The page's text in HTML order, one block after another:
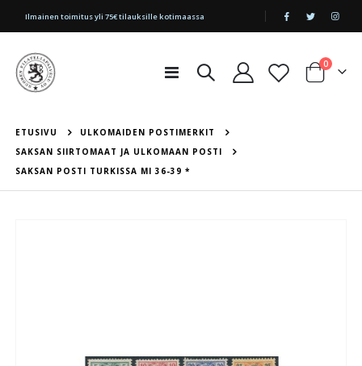
|
Ilmainen toimitus yli 75€ tilauksille kotimaassa
Toggle
Cart
0tuotetta
ETUSIVU
ULKOMAIDEN POSTIMERKIT
SAKSAN SIIRTOMAAT JA ULKOMAAN POSTI
SAKSAN POSTI TURKISSA MI 36-39 *